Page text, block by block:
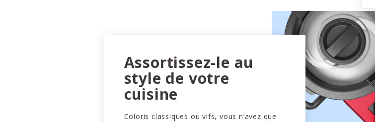
Assortissez-le au
style de votre
cuisine
Coloris classiques ou vifs, vous n’avez que